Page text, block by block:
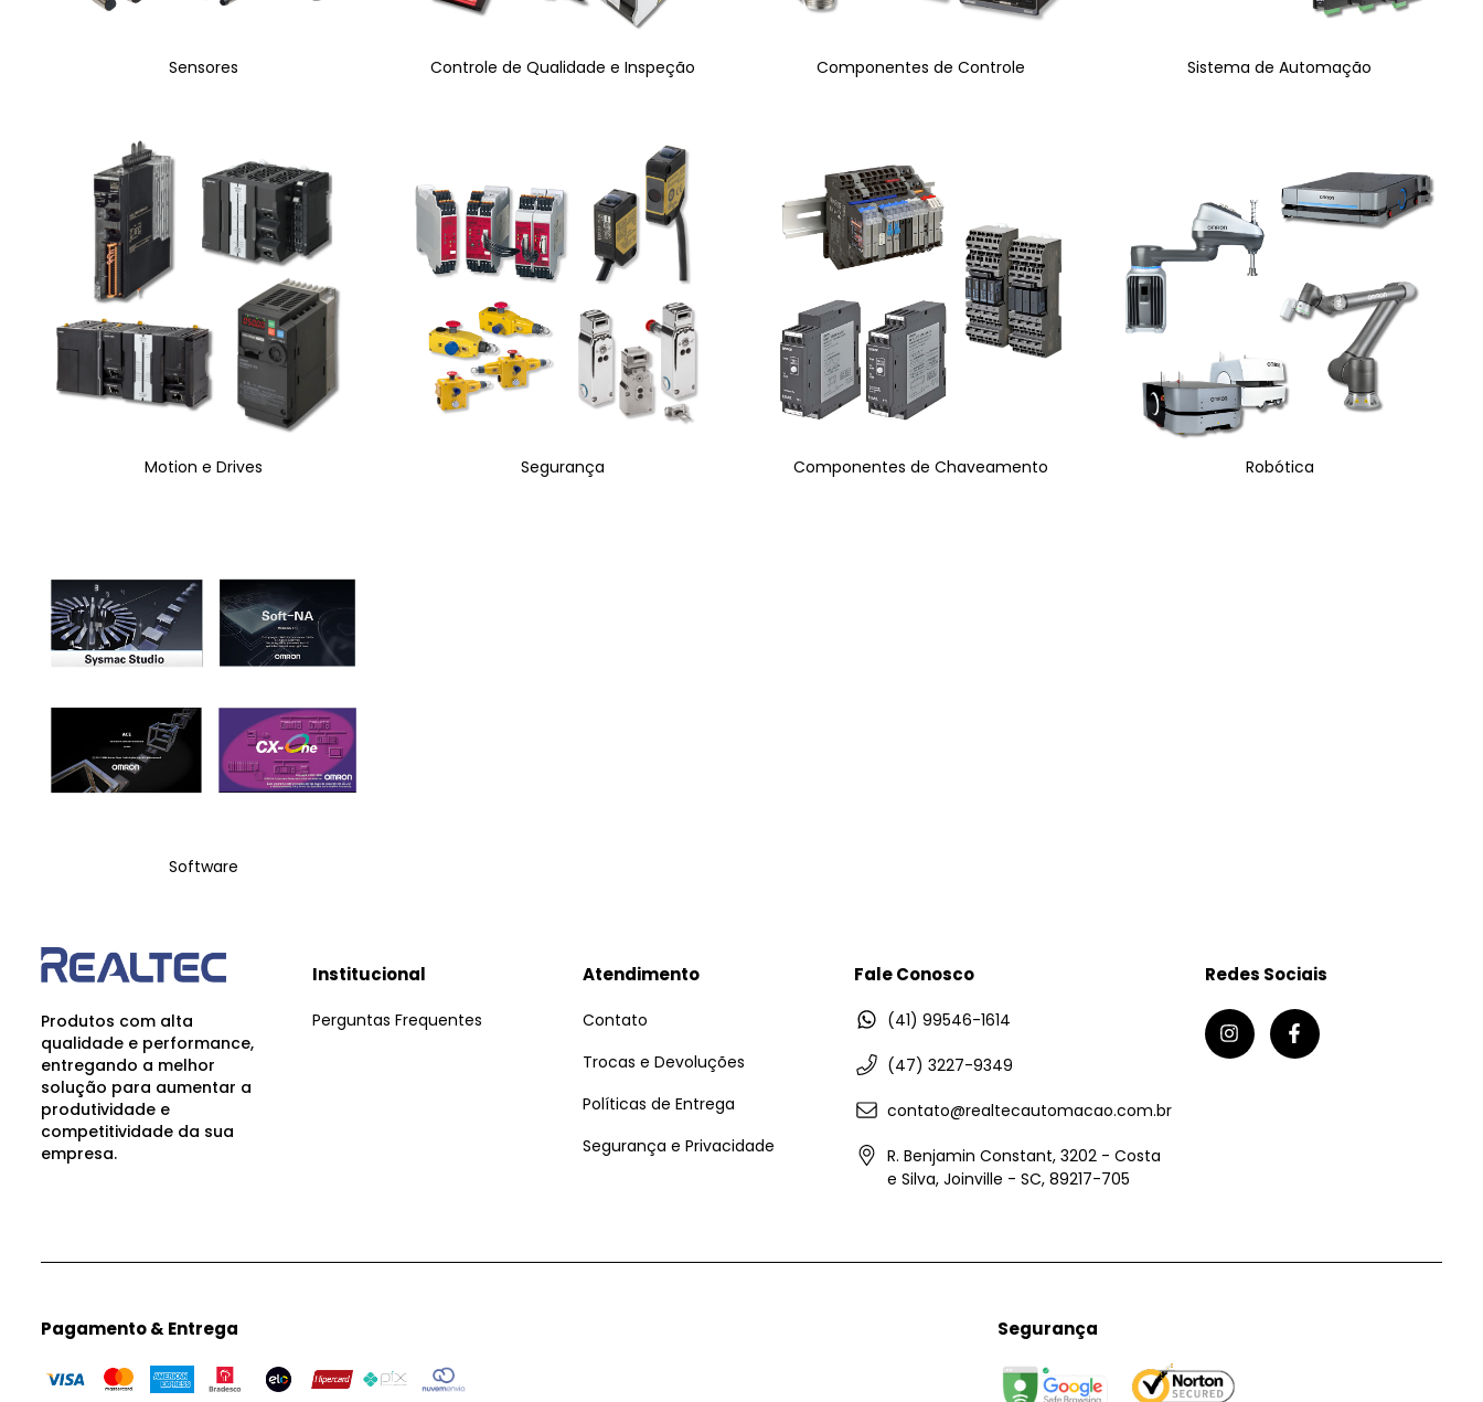
Sensores Controle de Qualidade e Inspeção Componentes de Controle Sistema de Automação
Motion e Drives Segurança Componentes de Chaveamento Robótica
Software
Produtos com alta
qualidade e performance,
entregando a melhor
solução para aumentar a
produtividade e
competitividade da sua
empresa.
Institucional
Perguntas Frequentes
Atendimento
Contato
Trocas e Devoluções
Políticas de Entrega
Segurança e Privacidade
Fale Conosco
(41) 99546-1614
(47) 3227-9349
contato@realtecautomacao.com.br
R. Benjamin Constant, 3202 - Costa
e Silva, Joinville - SC, 89217-705
Redes Sociais
Pagamento & Entrega Segurança